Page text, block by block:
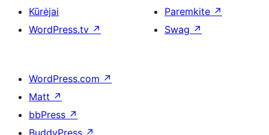
Kūrėjai
WordPress.tv ↗
Paremkite ↗
Swag ↗
WordPress.com ↗
Matt ↗
bbPress ↗
BuddyPress ↗